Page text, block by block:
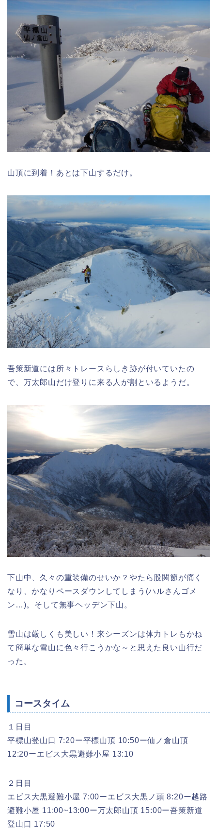
山頂に到着！あとは下山するだけ。
吾策新道には所々トレースらしき跡が付いていたの
で、万太郎山だけ登りに来る人が割といるようだ。
下山中、久々の重装備のせいか？やたら股関節が痛く
なり、かなりペースダウンしてしまう(ハルさんゴメ
ン…)。そして無事ヘッデン下山。
雪山は厳しくも美しい！来シーズンは体力トレもかね
て簡単な雪山に色々行こうかな～と思えた良い山行だ
った。
コースタイム
１日目
平標山登山口 7:20ー平標山頂 10:50ー仙ノ倉山頂
12:20ーエビス大黒避難小屋 13:10
２日目
エビス大黒避難小屋 7:00ーエビス大黒ノ頭 8:20ー越路
避難小屋 11:00~13:00ー万太郎山頂 15:00ー吾策新道
登山口 17:50